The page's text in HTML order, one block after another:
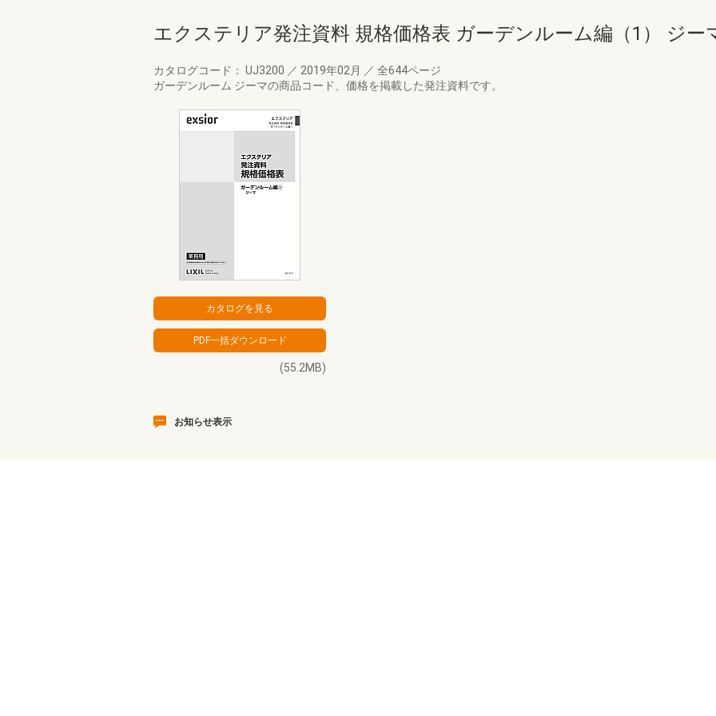
エクステリア発注資料 規格価格表 ガーデンルーム編（1） ジー
カタログコード： UJ3200 ／ 2019年02月 ／ 全644ページ
ガーデンルーム ジーマの商品コード、価格を掲載した発注資料です。
(55.2MB)
お知らせ表示